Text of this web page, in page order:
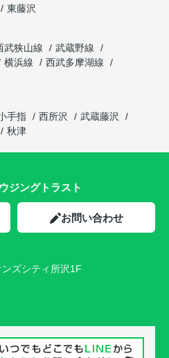
東藤沢
武狭山線
武蔵野線
横浜線
西武多摩湖線
手指 西所沢
武蔵藤沢
秋津
ジングトラスト
お問い合わせ
ズシティ所沢1F